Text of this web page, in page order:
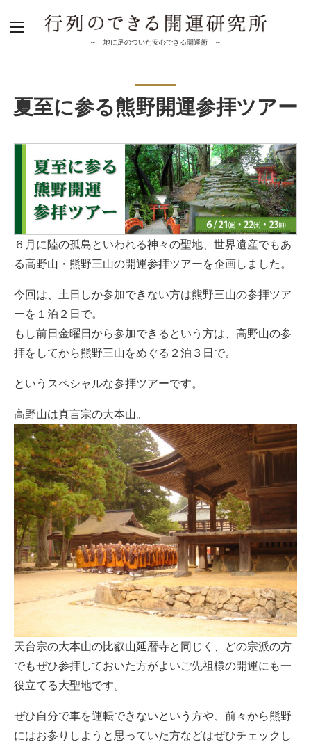
～ 地に足のついた安心できる開運術 ～
夏至に参る熊野開運参拝ツアー
６月に陸の孤島といわれる神々の聖地、世界遺産でもあ
る高野山・熊野三山の開運参拝ツアーを企画しました。
今回は、土日しか参加できない方は熊野三山の参拝ツア
ーを１泊２日で。
もし前日金曜日から参加できるという方は、高野山の参
拝をしてから熊野三山をめぐる２泊３日で。
というスペシャルな参拝ツアーです。
高野山は真言宗の大本山。
天台宗の大本山の比叡山延暦寺と同じく、どの宗派の方
でもぜひ参拝しておいた方がよいご先祖様の開運にも一
役立てる大聖地です。
ぜひ自分で車を運転できないという方や、前々から熊野
にはお参りしようと思っていた方などはぜひチェックし